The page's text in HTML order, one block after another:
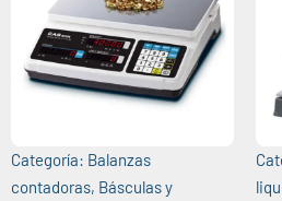
Categoría: Balanzas
contadoras, Básculas y